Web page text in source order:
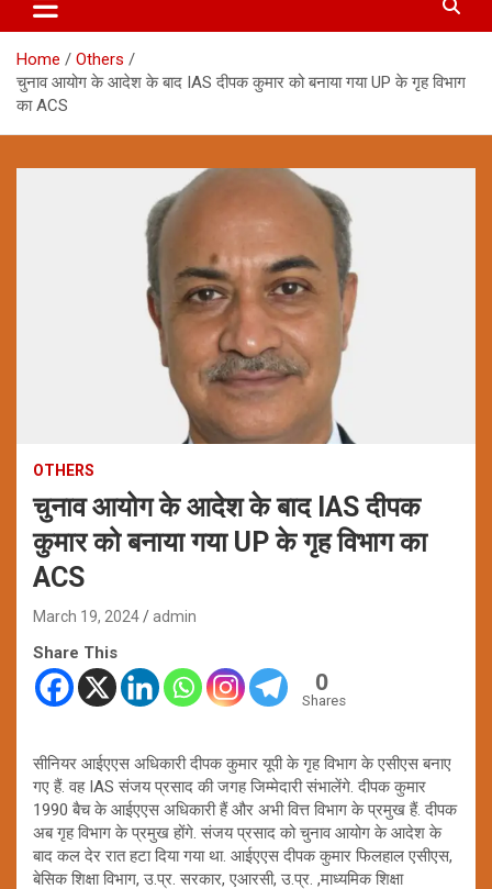
Home
Others
चुनाव आयोग के आदेश के बाद IAS दीपक कुमार को बनाया गया UP के गृह विभाग
का ACS
OTHERS
चुनाव आयोग के आदेश के बाद IAS दीपक
कुमार को बनाया गया UP के गृह विभाग का
ACS
March 19, 2024 admin
Share This
0
Shares
सीनियर आईएएस अधिकारी दीपक कुमार यूपी के गृह विभाग के एसीएस बनाए
गए हैं. वह IAS संजय प्रसाद की जगह जिम्मेदारी संभालेंगे. दीपक कुमार
1990 बैच के आईएएस अधिकारी हैं और अभी वित्त विभाग के प्रमुख हैं. दीपक
अब गृह विभाग के प्रमुख होंगे. संजय प्रसाद को चुनाव आयोग के आदेश के
बाद कल देर रात हटा दिया गया था. आईएएस दीपक कुमार फिलहाल एसीएस,
बेसिक शिक्षा विभाग, उ.प्र. सरकार, एआरसी, उ.प्र. ,माध्यमिक शिक्षा